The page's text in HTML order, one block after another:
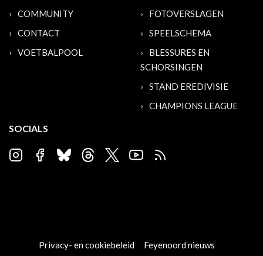
COMMUNITY
CONTACT
VOETBALPOOL
FOTOVERSLAGEN
SPEELSCHEMA
BLESSURES EN
SCHORSINGEN
STAND EREDIVISIE
CHAMPIONS LEAGUE
SOCIALS
Privacy- en cookiebeleid Feyenoord nieuws